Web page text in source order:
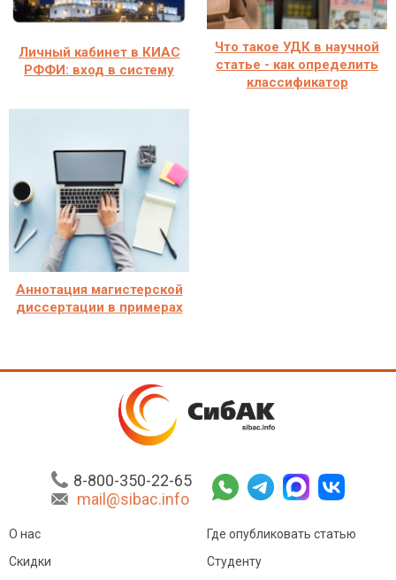
Личный кабинет в КИАС
РФФИ: вход в систему
Что такое УДК в научной
статье - как определить
классификатор
Аннотация магистерской
диссертации в примерах
8-800-350-22-65
mail@sibac.info
О нас
Скидки
Где опубликовать статью
Студенту